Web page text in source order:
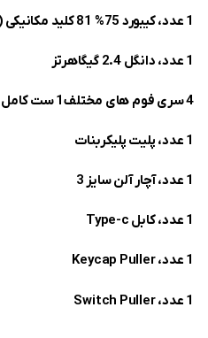
1 عدد، کیبورد 75% 81 کلید مکانیکی (بدون کیکپ و سویئچ )
1 عدد، دانگل 2.4 گیگاهرتز
4 سری فوم های مختلف1 ست کامل
1 عدد، پلیت پلیکربنات
1 عدد، آچار آلنسایز 3
1 عدد، کابل Type-c
1 عدد، Keycap Puller
1 عدد، Switch Puller